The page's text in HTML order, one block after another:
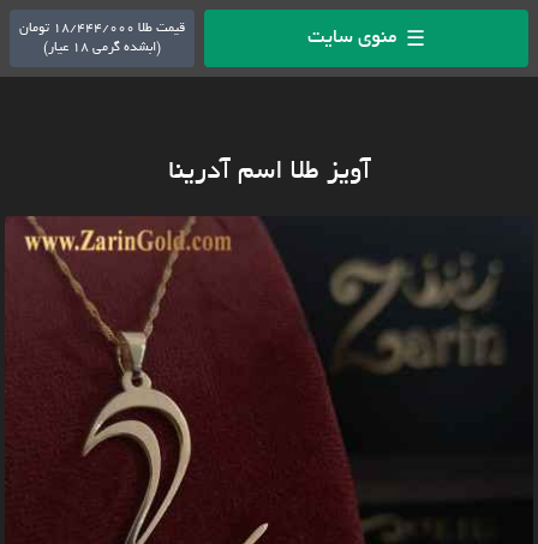
☰ منوی سایت
قیمت طلا 18/444/000 تومان
(ابشده گرمی 18 عیار)
آویز طلا اسم آدرینا